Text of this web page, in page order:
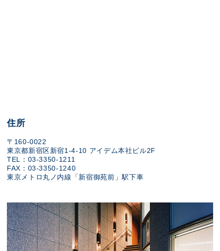
住所
〒160-0022
東京都新宿区新宿1-4-10 アイデム本社ビル2F
TEL：03-3350-1211
FAX：03-3350-1240
東京メトロ丸ノ内線「新宿御苑前」駅下車